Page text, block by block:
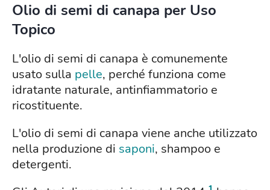
Olio di semi di canapa per Uso
Topico
L'olio di semi di canapa è comunemente
usato sulla pelle, perché funziona come
idratante naturale, antinfiammatorio e
ricostituente.
L'olio di semi di canapa viene anche utilizzato
nella produzione di saponi, shampoo e
detergenti.